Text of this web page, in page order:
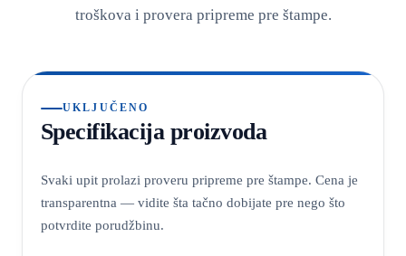
troškova i provera pripreme pre štampe.
UKLJUČENO
Specifikacija proizvoda
Svaki upit prolazi proveru pripreme pre štampe. Cena je
transparentna — vidite šta tačno dobijate pre nego što
potvrdite porudžbinu.